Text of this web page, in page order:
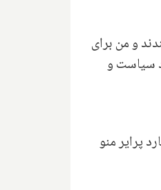
و من برای
سیاست و
پرایر منو